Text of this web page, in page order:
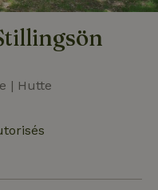
| Hutte